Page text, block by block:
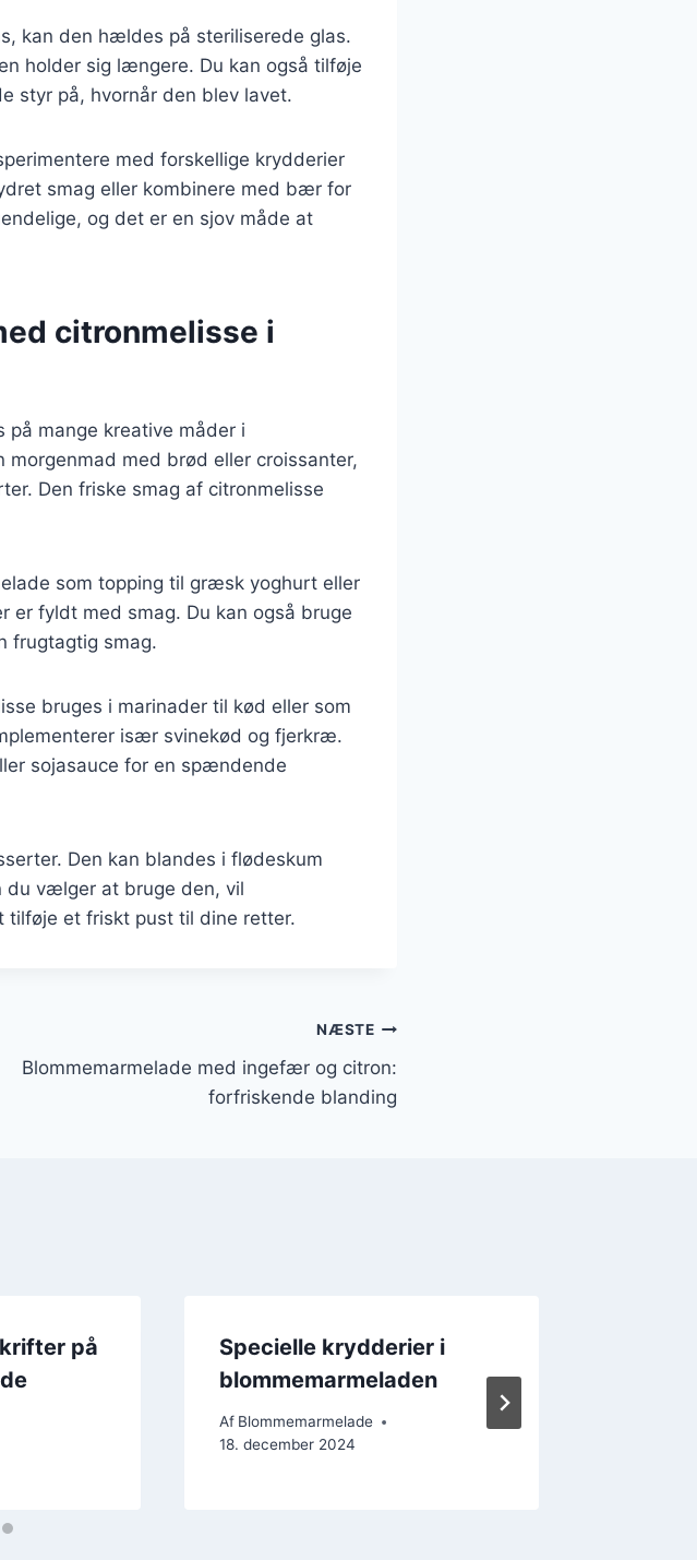
kan den hældes på steriliserede glas.
holder sig længere. Du kan også tilføje
styr på, hvornår den blev lavet.
med forskellige krydderier
smag eller kombinere med bær for
og det er en sjov måde at
citronmelisse i
på mange kreative måder i
morgenmad med brød eller croissanter,
Den friske smag af citronmelisse
som topping til græsk yoghurt eller
er fyldt med smag. Du kan også bruge
frugtagtig smag.
bruges i marinader til kød eller som
især svinekød og fjerkræ.
sojasauce for en spændende
Den kan blandes i flødeskum
du vælger at bruge den, vil
tilføje et friskt pust til dine retter.
NÆSTE
Blommemarmelade med ingefær og citron:
forfriskende blanding
på
Specielle krydderier i
blommemarmeladen
Af Blommemarmelade
18. december 2024